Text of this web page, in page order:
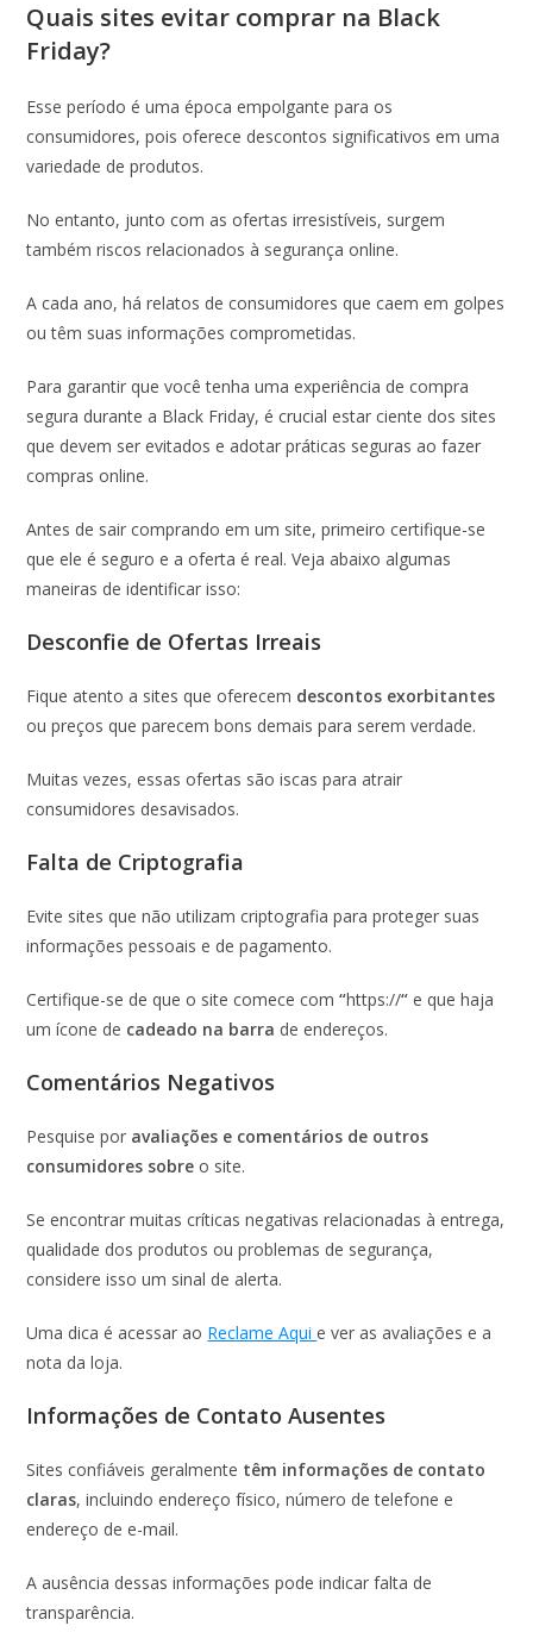
Quais sites evitar comprar na Black
Friday?
Esse período é uma época empolgante para os
consumidores, pois oferece descontos significativos em uma
variedade de produtos.
No entanto, junto com as ofertas irresistíveis, surgem
também riscos relacionados à segurança online.
A cada ano, há relatos de consumidores que caem em golpes
ou têm suas informações comprometidas.
Para garantir que você tenha uma experiência de compra
segura durante a Black Friday, é crucial estar ciente dos sites
que devem ser evitados e adotar práticas seguras ao fazer
compras online.
Antes de sair comprando em um site, primeiro certifique-se
que ele é seguro e a oferta é real. Veja abaixo algumas
maneiras de identificar isso:
Desconfie de Ofertas Irreais
Fique atento a sites que oferecem descontos exorbitantes
ou preços que parecem bons demais para serem verdade.
Muitas vezes, essas ofertas são iscas para atrair
consumidores desavisados.
Falta de Criptografia
Evite sites que não utilizam criptografia para proteger suas
informações pessoais e de pagamento.
Certifique-se de que o site comece com “https://“ e que haja
um ícone de cadeado na barra de endereços.
Comentários Negativos
Pesquise por avaliações e comentários de outros
consumidores sobre o site.
Se encontrar muitas críticas negativas relacionadas à entrega,
qualidade dos produtos ou problemas de segurança,
considere isso um sinal de alerta.
Uma dica é acessar ao Reclame Aquie ver as avaliações e a
nota da loja.
Informações de Contato Ausentes
Sites confiáveis geralmente têm informações de contato
claras, incluindo endereço físico, número de telefone e
endereço de e-mail.
A ausência dessas informações pode indicar falta de
transparência.